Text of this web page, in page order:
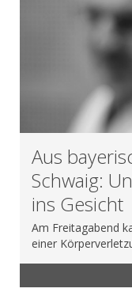
Aus
Schwaig:
ins Gesicht
Am Freitagabend
einer